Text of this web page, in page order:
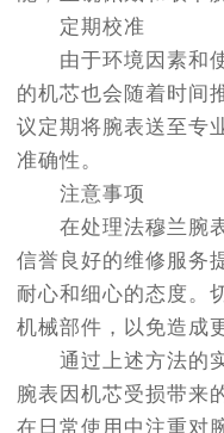
定期校准
由于环境因素和使
的机芯也会随着时间
议定期将腕表送至专
准确性。
注意事项
在处理法穆兰腕表
信誉良好的维修服务
耐心和细心的态度。
机械部件，以免造成
通过上述方法的实
腕表因机芯受损带来
在日常使用中注重对